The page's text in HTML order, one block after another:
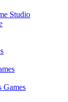
Studio
Games